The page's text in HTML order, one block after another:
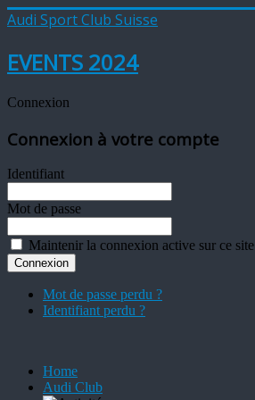
Audi Sport Club Suisse
EVENTS 2024
Connexion
Connexion à votre compte
Identifiant
Mot de passe
Maintenir la connexion active sur ce site
Mot de passe perdu ?
Identifiant perdu ?
Home
Audi Club